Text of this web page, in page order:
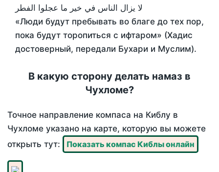
لا يزال الناس في خير ما عجلوا الفطر
«Люди будут пребывать во благе до тех пор,
пока будут торопиться с ифтаром» (Хадис
достоверный, передали Бухари и Муслим).
В какую сторону делать намаз в
Чухломе?
Точное направление компаса на Киблу в
Чухломе указано на карте, которую вы можете
открыть тут:
Показать компас Киблы онлайн